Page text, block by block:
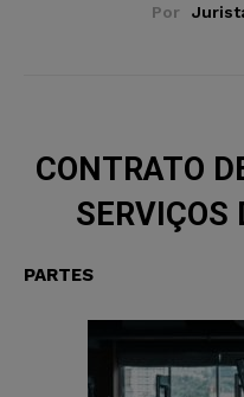
Por
CONTRATO
SERVIÇOS
PARTES